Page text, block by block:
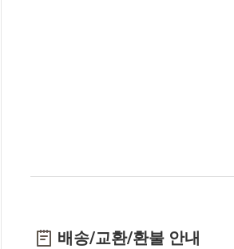
배송/교환/환불 안내